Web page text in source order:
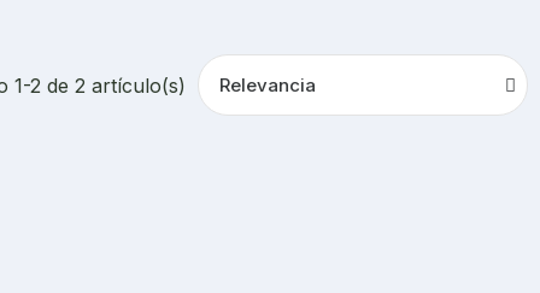
1-2 de 2 artículo(s)